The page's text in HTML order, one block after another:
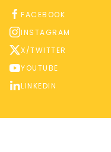
FACEBOOK
INSTAGRAM
X/TWITTER
YOUTUBE
LINKEDIN